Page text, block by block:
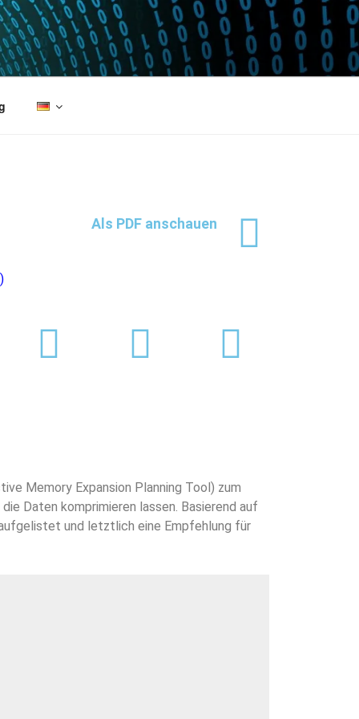
Als PDF anschauen
Memory Expansion Planning Tool) zum
Daten komprimieren lassen. Basierend auf
und letztlich eine Empfehlung für